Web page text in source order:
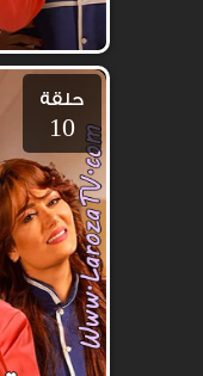
حلقة
10